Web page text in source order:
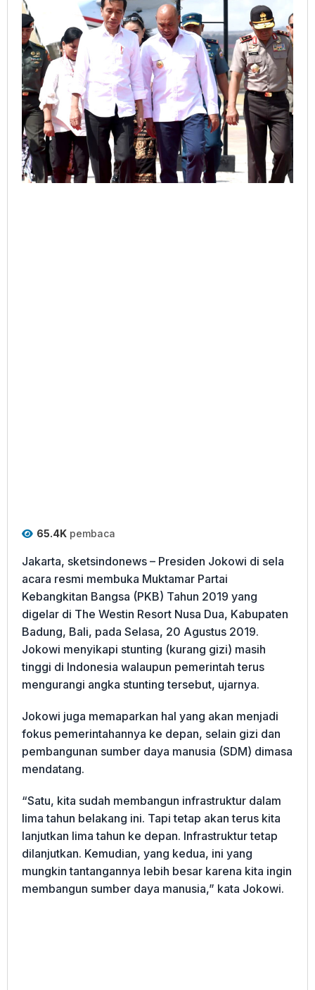
Mendatang
65.4K pembaca
Jakarta, sketsindonews – Presiden Jokowi di sela
acara resmi membuka Muktamar Partai
Kebangkitan Bangsa (PKB) Tahun 2019 yang
digelar di The Westin Resort Nusa Dua, Kabupaten
Badung, Bali, pada Selasa, 20 Agustus 2019.
Jokowi menyikapi stunting (kurang gizi) masih
tinggi di Indonesia walaupun pemerintah terus
mengurangi angka stunting tersebut, ujarnya.
Jokowi juga memaparkan hal yang akan menjadi
fokus pemerintahannya ke depan, selain gizi dan
pembangunan sumber daya manusia (SDM) dimasa
mendatang.
“Satu, kita sudah membangun infrastruktur dalam
lima tahun belakang ini. Tapi tetap akan terus kita
lanjutkan lima tahun ke depan. Infrastruktur tetap
dilanjutkan. Kemudian, yang kedua, ini yang
mungkin tantangannya lebih besar karena kita ingin
membangun sumber daya manusia,” kata Jokowi.